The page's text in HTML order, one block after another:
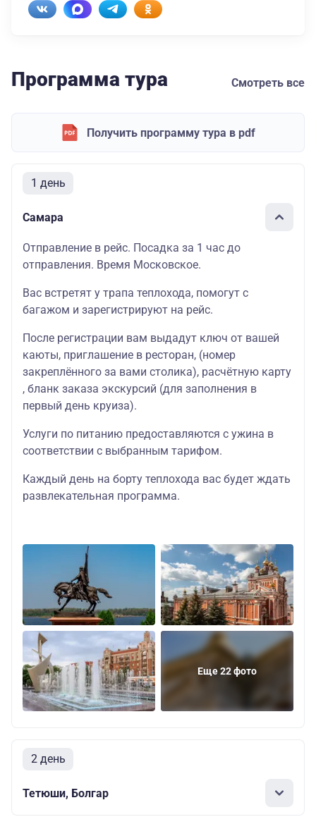
Программа тура Смотреть все
Получить программу тура в pdf
1 день
Самара
Отправление в рейс. Посадка за 1 час до
отправления. Время Московское.
Вас встретят у трапа теплохода, помогут с
багажом и зарегистрируют на рейс.
После регистрации вам выдадут ключ от вашей
каюты, приглашение в ресторан, (номер
закреплённого за вами столика), расчётную карту
, бланк заказа экскурсий (для заполнения в
первый день круиза).
Услуги по питанию предоставляются с ужина в
соответствии с выбранным тарифом.
Каждый день на борту теплохода вас будет ждать
развлекательная программа.
Еще 22 фото
2 день
Тетюши, Болгар